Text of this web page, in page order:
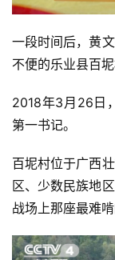
一段时间后，黄
不便的乐业县百坭
2018年3月26日
第一书记。
百坭村位于广西
区、少数民族地
战场上那座最难啃